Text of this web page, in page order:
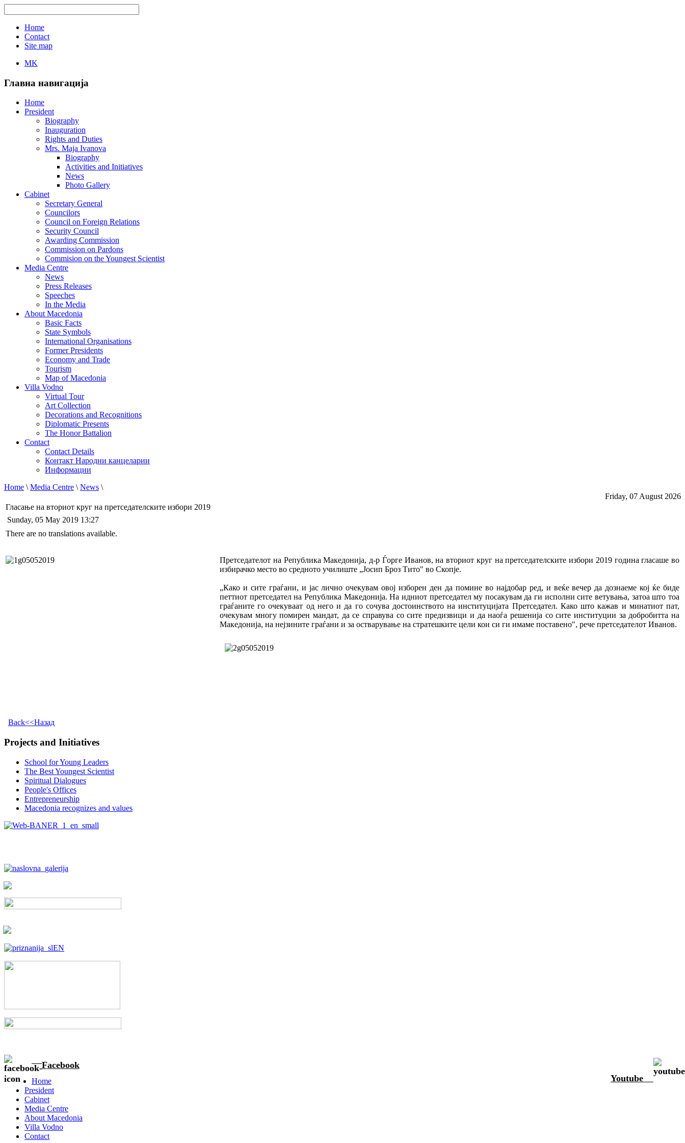
Home
Contact
Site map
MK
Главна навигација
Home
President
Biography
Inauguration
Rights and Duties
Mrs. Maja Ivanova
Biography
Activities and Initiatives
News
Photo Gallery
Cabinet
Secretary General
Councilors
Council on Foreign Relations
Security Council
Awarding Commission
Commission on Pardons
Commision on the Youngest Scientist
Media Centre
News
Press Releases
Speeches
In the Media
About Macedonia
Basic Facts
State Symbols
International Organisations
Former Presidents
Economy and Trade
Tourism
Map of Macedonia
Villa Vodno
Virtual Tour
Art Collection
Decorations and Recognitions
Diplomatic Presents
The Honor Battalion
Contact
Contact Details
Контакт Народни канцеларии
Информации
Home \Media Centre \News \
Friday, 07 August 2026
Гласање на вториот круг на претседателските избори 2019
Sunday, 05 May 2019 13:27
There are no translations available.
Претседателот на Република Македонија, д-р Ѓорге Иванов, на вториот круг на претседателските избори 2019 година гласаше во
избирачко место во средното училиште „Јосип Броз Тито" во Скопје.
„Како и сите граѓани, и јас лично очекувам овој изборен ден да помине во најдобар ред, и веќе вечер да дознаеме кој ќе биде
петтиот претседател на Република Македонија. На идниот претседател му посакувам да ги исполни сите ветувања, затоа што тоа
граѓаните го очекуваат од него и да го сочува достоинството на институцијата Претседател. Како што кажав и минатиот пат,
очекувам многу помирен мандат, да се справува со сите предизвици и да наоѓа решенија со сите институции за добробитта на
Македонија, на нејзините граѓани и за остварување на стратешките цели кои си ги имаме поставено", рече претседателот Иванов.
Back<<Назад
Projects and Initiatives
School for Young Leaders
The Best Youngest Scientist
Spiritual Dialogues
People's Offices
Entrepreneurship
Macedonia recognizes and values
Facebook
Youtube
Home
President
Cabinet
Media Centre
About Macedonia
Villa Vodno
Contact